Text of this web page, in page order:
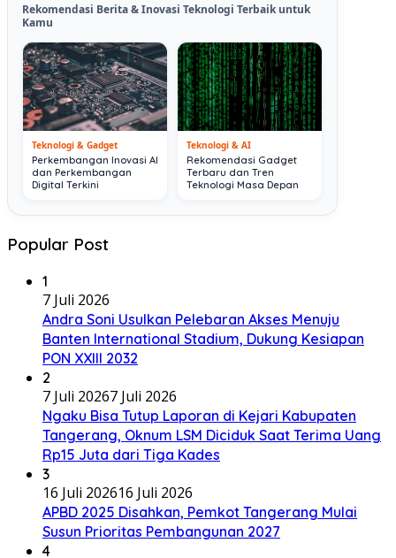
Rekomendasi Berita & Inovasi Teknologi Terbaik untuk
Kamu
Teknologi & Gadget
Perkembangan Inovasi AI
dan Perkembangan
Digital Terkini
Teknologi & AI
Rekomendasi Gadget
Terbaru dan Tren
Teknologi Masa Depan
Popular Post
1
7 Juli 2026
Andra Soni Usulkan Pelebaran Akses Menuju
Banten International Stadium, Dukung Kesiapan
PON XXIII 2032
2
7 Juli 20267 Juli 2026
Ngaku Bisa Tutup Laporan di Kejari Kabupaten
Tangerang, Oknum LSM Diciduk Saat Terima Uang
Rp15 Juta dari Tiga Kades
3
16 Juli 202616 Juli 2026
APBD 2025 Disahkan, Pemkot Tangerang Mulai
Susun Prioritas Pembangunan 2027
4